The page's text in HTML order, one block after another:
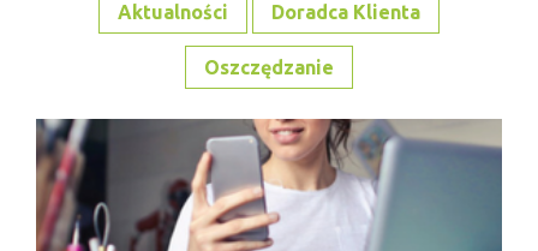
Aktualności Doradca Klienta
Oszczędzanie